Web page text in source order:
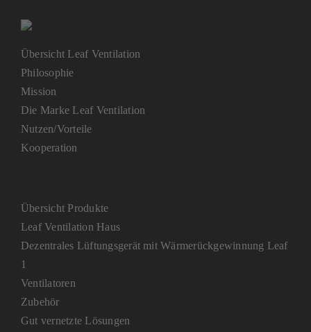
Übersicht Leaf Ventilation
Philosophie
Mission
Die Marke Leaf Ventilation
Nutzen/Vorteile
Kooperation
Übersicht Produkte
Leaf Ventilation Haus
Dezentrales Lüftungsgerät mit Wärmerückgewinnung Leaf
1
Ventilatoren
Zubehör
Gut vernetzte Lösungen